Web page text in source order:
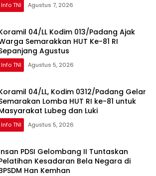
Info TNI Agustus 7, 2026
04/LL Kodim 013/Padang Ajak
Semarakkan HUT Ke-81 RI
Agustus
Info TNI Agustus 5, 2026
04/LL, Kodim 0312/Padang Gelar
Lomba HUT RI ke-81 untuk
Lubeg dan Luki
Info TNI Agustus 5, 2026
PDSI Gelombang II Tuntaskan
Kesadaran Bela Negara di
Han Kemhan